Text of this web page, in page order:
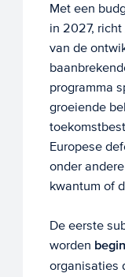
Met een
in 2027,
van de
programma
groeiende
Europese
onder
kwantum of
De eerste
worden
organisaties